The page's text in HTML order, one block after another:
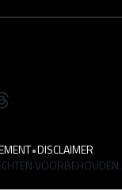
•DISCLAIMER
VOORBEHOUDEN.